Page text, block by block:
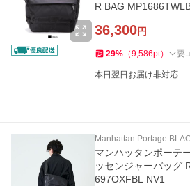
R BAG
36,300円
29% （9,586pt） 要
本日翌日お届け非対応
Manhattan Portage
マンハッタンポーテ
ッセンジャーバッグ
697OXFBL NV1